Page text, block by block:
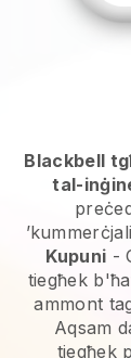
Blackbell
tal-
Kupuni -
tiegħek
ammont
Aqsam
tiegħek